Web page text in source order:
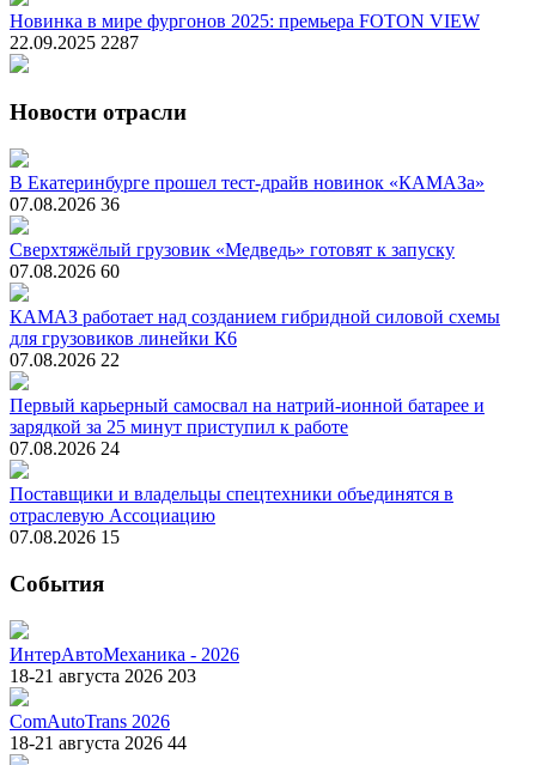
Новинка в мире фургонов 2025: премьера FOTON VIEW
22.09.2025 2287
Новости отрасли
В Екатеринбурге прошел тест-драйв новинок «КАМАЗа»
07.08.2026 36
Сверхтяжёлый грузовик «Медведь» готовят к запуску
07.08.2026 60
КАМАЗ работает над созданием гибридной силовой схемы
для грузовиков линейки К6
07.08.2026 22
Первый карьерный самосвал на натрий-ионной батарее и
зарядкой за 25 минут приступил к работе
07.08.2026 24
Поставщики и владельцы спецтехники объединятся в
отраслевую Ассоциацию
07.08.2026 15
События
ИнтерАвтоМеханика - 2026
18-21 августа 2026 203
ComAutoTrans 2026
18-21 августа 2026 44